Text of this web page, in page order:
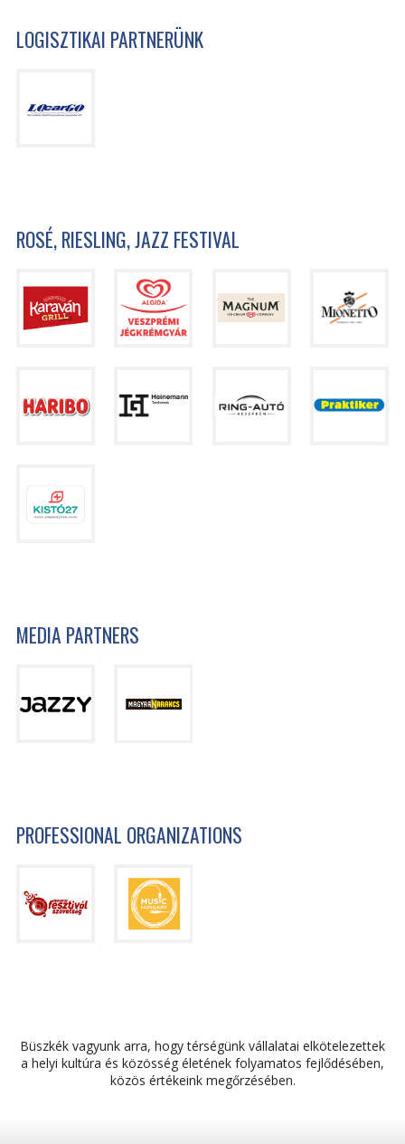
LOGISZTIKAI PARTNERÜNK
ROSÉ, RIESLING, JAZZ FESTIVAL
MEDIA PARTNERS
PROFESSIONAL ORGANIZATIONS
Büszkék vagyunk arra, hogy térségünk vállalatai elkötelezettek
a helyi kultúra és közösség életének folyamatos fejlődésében,
közös értékeink megőrzésében.